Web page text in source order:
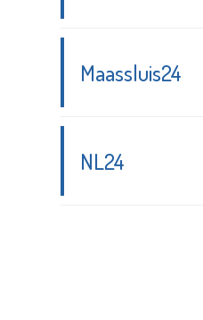
Maassluis24
NL24